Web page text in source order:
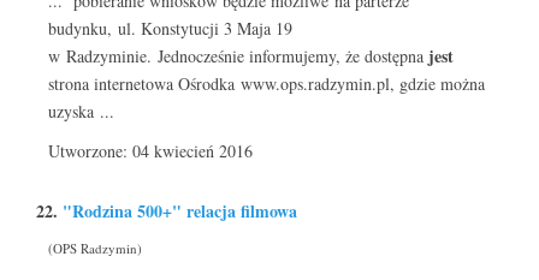
budynku, ul. Konstytucji 3 Maja 19
w Radzyminie. Jednocześnie informujemy, że dostępna jest
strona internetowa Ośrodka www.ops.radzymin.pl, gdzie można
uzyska ...
Utworzone: 04 kwiecień 2016
22. "Rodzina 500+" relacja filmowa
(OPS Radzymin)